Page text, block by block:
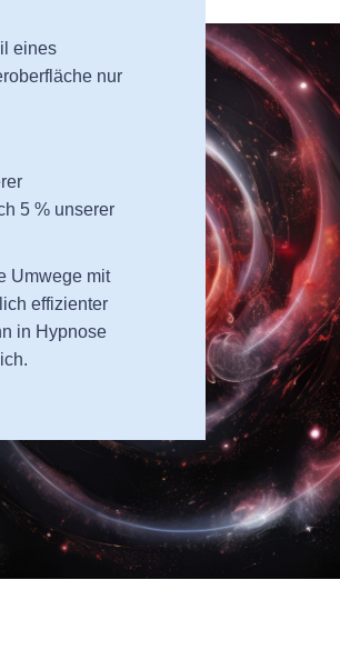
eines
nur
5 % unserer
Umwege mit
effizienter
in Hypnose